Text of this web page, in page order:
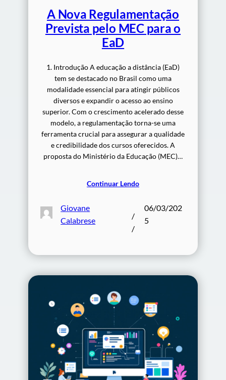
A Nova Regulamentação
Prevista pelo MEC para o
EaD
1. Introdução A educação a distância (EaD)
tem se destacado no Brasil como uma
modalidade essencial para atingir públicos
diversos e expandir o acesso ao ensino
superior. Com o crescimento acelerado desse
modelo, a regulamentação torna-se uma
ferramenta crucial para assegurar a qualidade
e credibilidade dos cursos oferecidos. A
proposta do Ministério da Educação (MEC)…
Continuar Lendo
Giovane
Calabrese
/
/
06/03/202
5